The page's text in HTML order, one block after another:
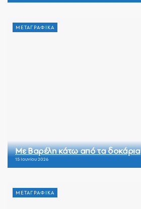
ΜΕΤΑΓΡΑΦΙΚΑ
Με Βαρέλη κάτω από τα δοκάρια
15 Ιουνίου 2026
ΜΕΤΑΓΡΑΦΙΚΑ